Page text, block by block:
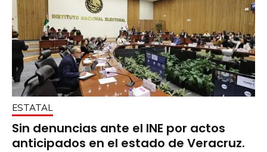
ESTATAL
Sin denuncias ante el INE por actos
anticipados en el estado de Veracruz.